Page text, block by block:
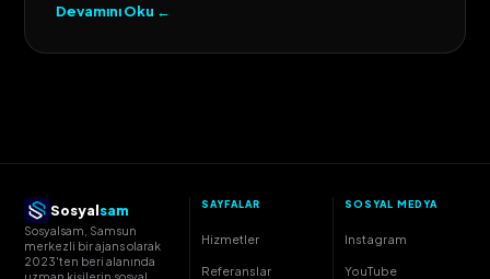
Devamını Oku ←
Sosyalsam
Sosyalsam, Samsun
merkezli bir ajans olarak
2023'ten beri alanında
SAYFALAR
Hizmetler
Referanslar
SOSYAL MEDYA
Instagram
YouTube